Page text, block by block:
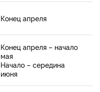
Конец апреля
Конец апреля – начало
мая
Начало – середина
июня